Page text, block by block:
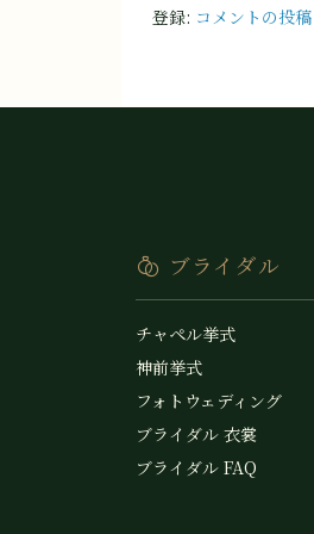
登録: コメントの投
ブライダル
チャペル挙式
神前挙式
フォトウェディング
ブライダル 衣裳
ブライダル FAQ